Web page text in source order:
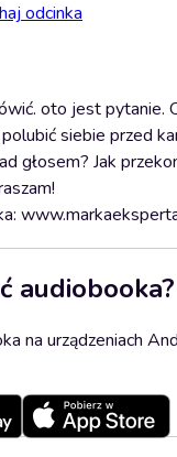
odcinka
oto jest pytanie.
siebie przed
głosem? Jak
audiobooka?
na urządzeniach